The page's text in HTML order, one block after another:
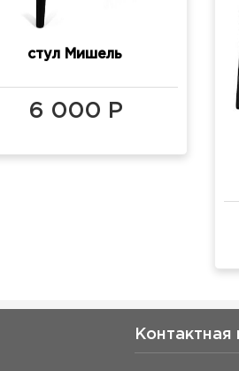
стул Мишель
6 000 Р